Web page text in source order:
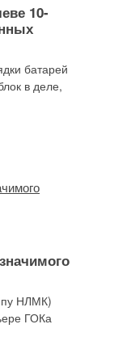
10-
батарей
в деле,
НЛМК)
ГОКа